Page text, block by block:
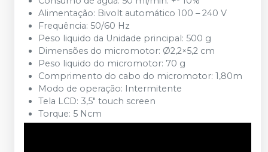
Alimentação: Bivolt automático 100 – 240 V
Frequência: 50/60 Hz
Peso liquido da Unidade principal: 500 g
Dimensões do micromotor: Ø2,2×5,2 cm
Peso liquido do micromotor: 70 g
Comprimento do cabo do micromotor: 1,80m
Modo de operação: Intermitente
Tela LCD: 3,5″ touch screen
Torque: 5 Ncm